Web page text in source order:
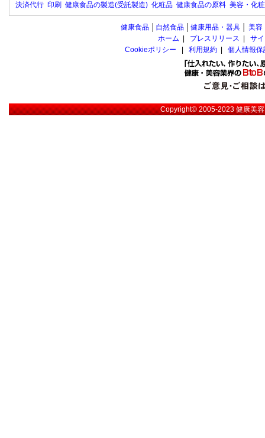
決済代行 印刷 健康食品の製造(受託製造) 化粧品 健康食品の原料 美容・化
健康食品 自然食品 健康用品・器具 美容
ホーム
プレスリリース
サ
Cookieポリシー
利用規約 個人情報
Copyright© 2005-2023健康美